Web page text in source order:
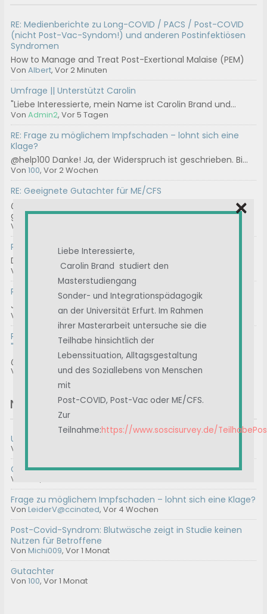
RE: Medienberichte zu Long-COVID / PACS / Post-COVID
(nicht Post-Vac-Syndom!) und anderen Postinfektiösen
Syndromen
How to Manage and Treat Post-Exertional Malaise (PEM)
VonAlbert, Vor 2 Minuten
Umfrage || Unterstützt Carolin
"Liebe Interessierte, mein Name ist Carolin Brand und...
VonAdmin2, Vor 5 Tagen
RE: Frage zu möglichem Impfschaden – lohnt sich eine
Klage?
@help100 Danke! Ja, der Widerspruch ist geschrieben. Bi...
Von100, Vor 2 Wochen
RE: Geeignete Gutachter für ME/CFS
@thrbnhnck Hast du die Kontakt Mail-Adresse
genommen...
Von
RE: Chargen-Nummer
Das können wir machen.
Von , Vor 3 Wochen
RE: Immunglobuline / IvIg
Januar 2025 A review of intravenous immunoglobulin in...
Von , Vor 4 Wochen
RE: Prof. Matthes / Klinik Havelhöhe / Ansätze der
"Anthroposophischen Medizin"
@formylove gerne. Bei mir ist es ähnlich. Nach der Hype...
Von ImmerWeiter, Vor 1 Monat
Neue Themen
Umfrage || Unterstützt Carolin
Von
Geeignete Gutachter für ME/CFS
Von
Frage zu möglichem Impfschaden – lohnt sich eine Klage?
VonLeiderV@ccinated,Vor 4 Wochen
Post-Covid-Syndrom: Blutwäsche zeigt in Studie keinen
Nutzen für Betroffene
VonMichi009,Vor 1 Monat
Gutachter
Von100,Vor 1 Monat
Liebe Interessierte,
Carolin Brand studiert den
Masterstudiengang
Sonder- und Integrationspädagogik
an der Universität Erfurt. Im Rahmen
ihrer Masterarbeit untersuche sie die
Teilhabe hinsichtlich der
Lebenssituation, Alltagsgestaltung
und des Soziallebens von Menschen
mit
Post-COVID, Post-Vac oder ME/CFS.
Zur
Teilnahme:https://www.soscisurvey.de/
×